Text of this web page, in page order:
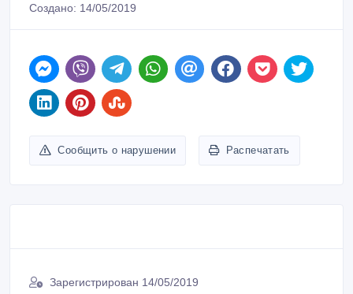
Создано: 14/05/2019
Сообщить о нарушении Распечатать
Зарегистрирован 14/05/2019